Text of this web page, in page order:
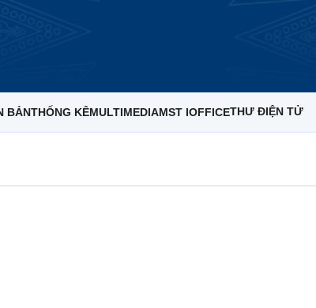
BẢNTHỐNG KÊMULTIMEDIAMST IOFFICETHƯ ĐIỆN TỬ